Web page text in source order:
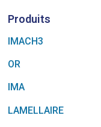
Produits
IMACH3
OR
IMA
LAMELLAIRE